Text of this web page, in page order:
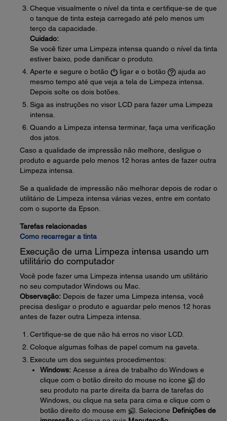
Cheque visualmente o nível da tinta e certifique-se de que
o tanque de tinta esteja carregado até pelo menos um
terço da capacidade.
Cuidado:
Se você fizer uma Limpeza intensa quando o nível da tinta
estiver baixo, pode danificar o produto.
Aperte e segure o botão
ligar e o botão
ajuda ao
mesmo tempo até que veja a tela de Limpeza intensa.
Depois solte os dois botões.
Siga as instruções no visor LCD para fazer uma Limpeza
intensa.
Quando a Limpeza intensa terminar, faça uma verificação
dos jatos.
Caso a qualidade de impressão não melhore, desligue o
produto e aguarde pelo menos 12 horas antes de fazer outra
Limpeza intensa.
Se a qualidade de impressão não melhorar depois de rodar o
utilitário de Limpeza intensa várias vezes, entre em contato
com o suporte da Epson.
Tarefas relacionadas
Como recarregar a tinta
Execução de uma Limpeza intensa usando um
utilitário do computador
Você pode fazer uma Limpeza intensa usando um utilitário
no seu computador Windows ou Mac.
Observação: Depois de fazer uma Limpeza intensa, você
precisa desligar o produto e aguardar pelo menos 12 horas
antes de fazer outra Limpeza intensa.
Certifique-se de que não há erros no visor LCD.
Coloque algumas folhas de papel comum na gaveta.
Execute um dos seguintes procedimentos:
Windows: Acesse a área de trabalho do Windows e
clique com o botão direito do mouse no ícone
do
seu produto na parte direita da barra de tarefas do
Windows, ou clique na seta para cima e clique com o
botão direito do mouse em
. Selecione Definições de